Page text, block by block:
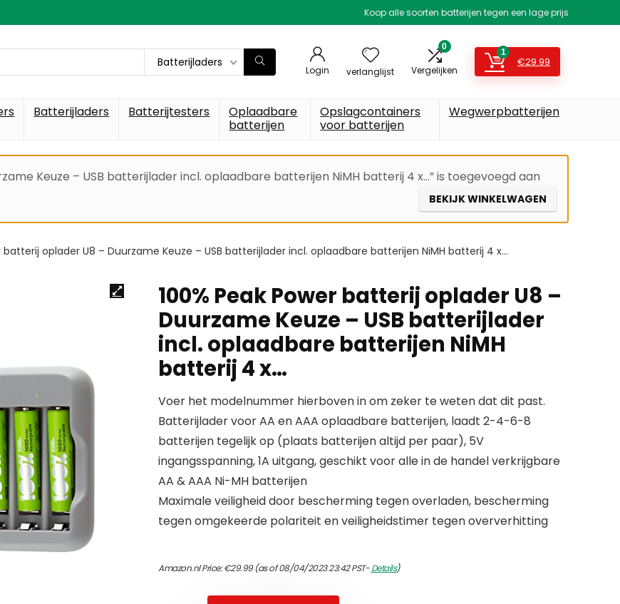
Koop alle soorten batterijen tegen een lage prijs
Batterijladers
Login verlanglijst
0
Vergelijken
1
€29.99
Batterijladers Batterijtesters
Oplaadbare
batterijen
Opslagcontainers
voor batterijen
Wegwerpbatterijen
Keuze – USB batterijlader incl. oplaadbare batterijen NiMH batterij 4 x…” is toegevoegd aan
BEKIJK WINKELWAGEN
batterij oplader U8 – Duurzame Keuze – USB batterijlader incl. oplaadbare batterijen NiMH batterij 4 x…
100% Peak Power batterij oplader U8 –
Duurzame Keuze – USB batterijlader
incl. oplaadbare batterijen NiMH
batterij 4 x…
Voer het modelnummer hierboven in om zeker te weten dat dit past.
Batterijlader voor AA en AAA oplaadbare batterijen, laadt 2-4-6-8
batterijen tegelijk op (plaats batterijen altijd per paar), 5V
ingangsspanning, 1A uitgang, geschikt voor alle in de handel verkrijgbare
AA & AAA Ni-MH batterijen
Maximale veiligheid door bescherming tegen overladen, bescherming
tegen omgekeerde polariteit en veiligheidstimer tegen oververhitting
Amazon.nl Price:€29.99(as of 08/04/2023 23:42 PST-Details)